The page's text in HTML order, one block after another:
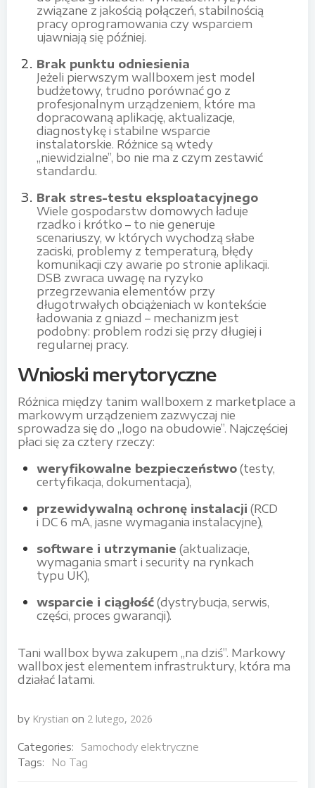
związane z jakością połączeń, stabilnością
pracy oprogramowania czy wsparciem
ujawniają się później.
Brak punktu odniesienia
Jeżeli pierwszym wallboxem jest model
budżetowy, trudno porównać go z
profesjonalnym urządzeniem, które ma
dopracowaną aplikację, aktualizacje,
diagnostykę i stabilne wsparcie
instalatorskie. Różnice są wtedy
„niewidzialne”, bo nie ma z czym zestawić
standardu.
Brak stres-testu eksploatacyjnego
Wiele gospodarstw domowych ładuje
rzadko i krótko – to nie generuje
scenariuszy, w których wychodzą słabe
zaciski, problemy z temperaturą, błędy
komunikacji czy awarie po stronie aplikacji.
DSB zwraca uwagę na ryzyko
przegrzewania elementów przy
długotrwałych obciążeniach w kontekście
ładowania z gniazd – mechanizm jest
podobny: problem rodzi się przy długiej i
regularnej pracy.
Wnioski merytoryczne
Różnica między tanim wallboxem z marketplace a
markowym urządzeniem zazwyczaj nie
sprowadza się do „logo na obudowie”. Najczęściej
płaci się za cztery rzeczy:
weryfikowalne bezpieczeństwo (testy,
certyfikacja, dokumentacja),
przewidywalną ochronę instalacji (RCD
i DC 6 mA, jasne wymagania instalacyjne),
software i utrzymanie (aktualizacje,
wymagania smart i security na rynkach
typu UK),
wsparcie i ciągłość (dystrybucja, serwis,
części, proces gwarancji).
Tani wallbox bywa zakupem „na dziś”. Markowy
wallbox jest elementem infrastruktury, która ma
działać latami.
by Krystian on 2 lutego, 2026
Categories:
Samochody elektryczne
Tags:
No Tag